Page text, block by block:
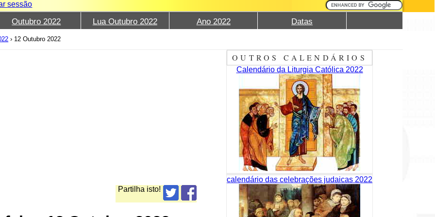
sessão
Outubro 2022 Lua Outubro 2022 Ano 2022 Datas
› 12 Outubro 2022
Partilha isto!
OUTROS CALENDÁRIOS
Calendário da Liturgia Católica 2022
calendário das celebrações judaicas 2022